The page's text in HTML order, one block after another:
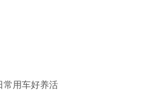
常用车好养活